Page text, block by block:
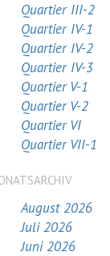
Quartier III-2
Quartier IV-1
Quartier IV-2
Quartier IV-3
Quartier V-1
Quartier V-2
Quartier VI
Quartier VII-1
August 2026
Juli 2026
Juni 2026